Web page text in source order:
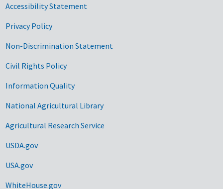
Accessibility Statement
Privacy Policy
Non-Discrimination Statement
Civil Rights Policy
Information Quality
National Agricultural Library
Agricultural Research Service
USDA.gov
USA.gov
WhiteHouse.gov